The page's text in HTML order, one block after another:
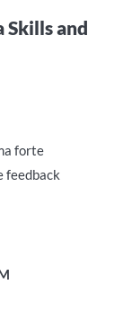
Skills and
forte
feedback